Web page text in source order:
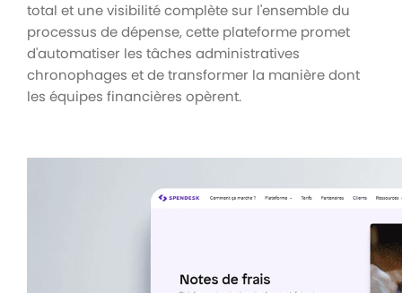
total et une visibilité complète sur l'ensemble du
processus de dépense, cette plateforme promet
d'automatiser les tâches administratives
chronophages et de transformer la manière dont
les équipes financières opèrent.